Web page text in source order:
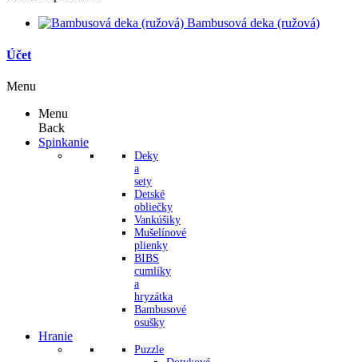
Bambusová deka (ružová)
Účet
Menu
Menu
Back
Spinkanie
Deky
a
sety
Detské
obliečky
Vankúšiky
Mušelínové
plienky
BIBS
cumlíky
a
hryzátka
Bambusové
osušky
Hranie
Puzzle